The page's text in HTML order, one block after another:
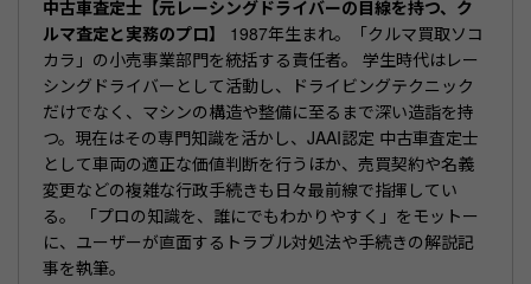
中古車査定士【元レーシングドライバーの目線を持つ、ク
ルマ査定と実務のプロ】
1987年生まれ。「クルマ買取ソコ
カラ」の小売事業部門を統括する責任者。 学生時代はレー
シングドライバーとして活動し、ドライビングテクニック
だけでなく、マシンの構造や整備に至るまで深い造詣を持
つ。現在はその専門知識を活かし、JAAI認定 中古車査定士
として車両の適正な価値判断を行うほか、売買契約や名義
変更などの複雑な行政手続きも日々最前線で指揮してい
る。 「プロの知識を、誰にでもわかりやすく」をモットー
に、ユーザーが直面するトラブル対処法や手続きの解説記
事を執筆。